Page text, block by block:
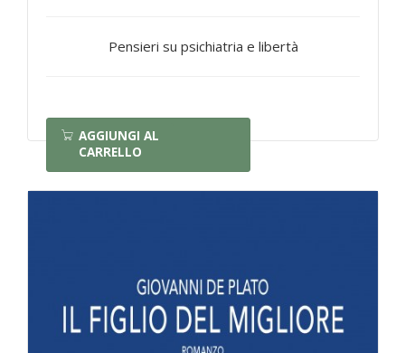
Pensieri su psichiatria e libertà
AGGIUNGI AL
CARRELLO